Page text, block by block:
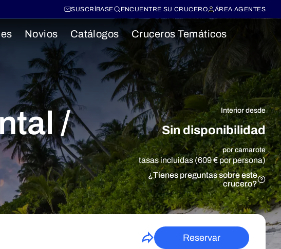
SUSCRÍBASE ENCUENTRE SU CRUCERO ÁREA AGENTES
Novios Catálogos Cruceros Temáticos
/
Interior desde
Sin disponibilidad
por camarote
tasas incluidas (609 € por persona)
¿Tienes preguntas sobre este
crucero?
Reservar